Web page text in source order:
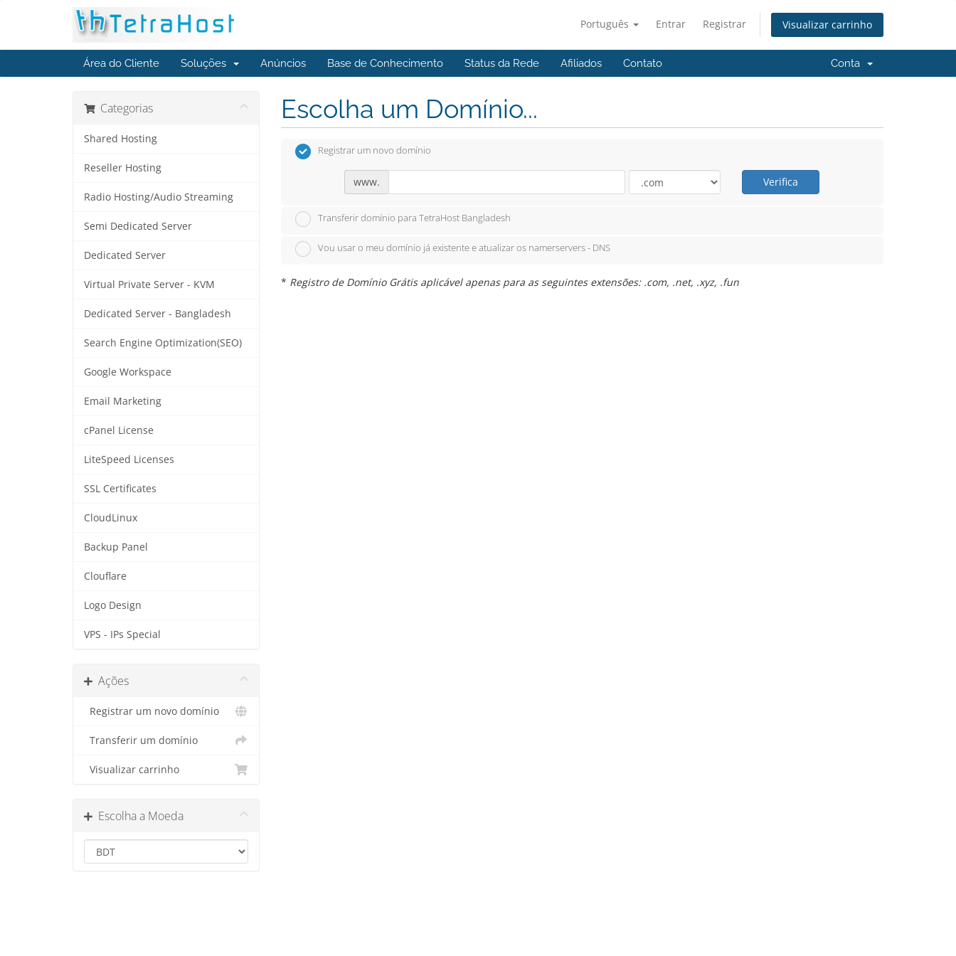
Português Entrar Registrar Visualizar carrinho
Área do Cliente Soluções Anúncios Base de Conhecimento Status da Rede Afiliados Contato Conta
Categorias
Shared Hosting
Reseller Hosting
Radio Hosting/Audio Streaming
Semi Dedicated Server
Dedicated Server
Virtual Private Server - KVM
Dedicated Server - Bangladesh
Search Engine Optimization(SEO)
Google Workspace
Email Marketing
cPanel License
LiteSpeed Licenses
SSL Certificates
CloudLinux
Backup Panel
Clouflare
Logo Design
VPS - IPs Special
Ações
Registrar um novo domínio
Transferir um domínio
Visualizar carrinho
Escolha a Moeda
Escolha um Domínio...
Registrar um novo domínio
www. Verifica
Transferir domínio para TetraHost Bangladesh
Vou usar o meu domínio já existente e atualizar os namerservers - DNS
* Registro de Domínio Grátis aplicável apenas para as seguintes extensões: .com, .net, .xyz, .fun